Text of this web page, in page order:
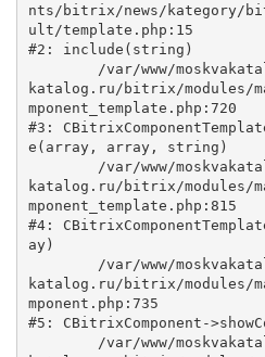
nts/bitrix/news/kategory/
ult/template.php:15
#2: include(string)
katalog.ru/bitrix/modules/
mponent_template.php:720
#3:
e(array, array, string)
katalog.ru/bitrix/modules/
mponent_template.php:815
#4:
ay)
katalog.ru/bitrix/modules/
mponent.php:735
#5: CBitrixComponent-